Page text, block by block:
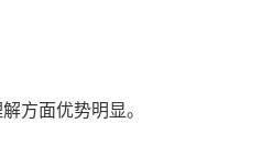
方面优势明显。